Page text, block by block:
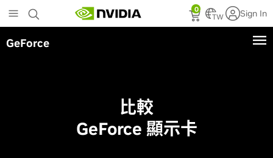
to
main
content
0
TW Sign In
GeForce
比較
GeForce 顯示卡